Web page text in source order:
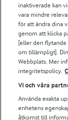
Arla webbshop
Bildbank
Följ oss
inaktiverade kan
vara mindre
för att ändra dina
genom att klicka
[eller den flytande
om tillämpligt].
Webbplats. Mer
integritetspolicy.
Vi och våra
Använda exakta
enhetens
åtkomst till